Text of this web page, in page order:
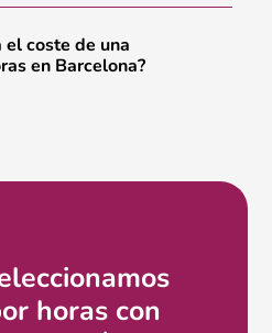
el coste de una
en Barcelona?
horas con